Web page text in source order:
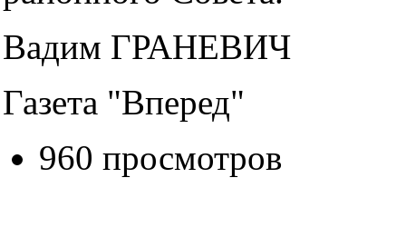
Вадим ГРАНЕВИЧ
Газета "Вперед"
960 просмотров